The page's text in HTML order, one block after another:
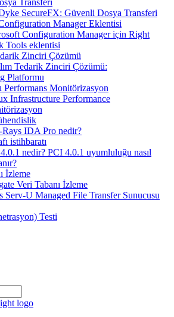
Transferi
SecureFX: Güvenli Dosya Transferi
Manager Eklentisi
Configuration Manager için Right
Tools eklentisi
Zinciri Çözümü
Tedarik Zinciri Çözümü:
Platformu
Performans Monitörizasyon
Infrastructure Performance
IDA Pro nedir?
istihbaratı
nedir? PCI 4.0.1 uyumluluğu nasıl
İzleme
Veri Tabanı İzleme
Serv-U Managed File Transfer Sunucusu
Testi